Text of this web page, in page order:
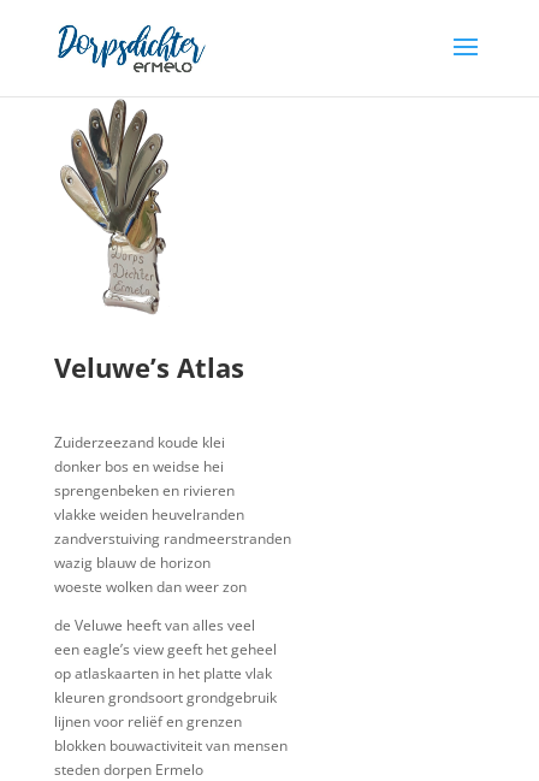
Veluwe’s Atlas
Zuiderzeezand koude klei
donker bos en weidse hei
sprengenbeken en rivieren
vlakke weiden heuvelranden
zandverstuiving randmeerstranden
wazig blauw de horizon
woeste wolken dan weer zon
de Veluwe heeft van alles veel
een eagle’s view geeft het geheel
op atlaskaarten in het platte vlak
kleuren grondsoort grondgebruik
lijnen voor reliëf en grenzen
blokken bouwactiviteit van mensen
steden dorpen Ermelo